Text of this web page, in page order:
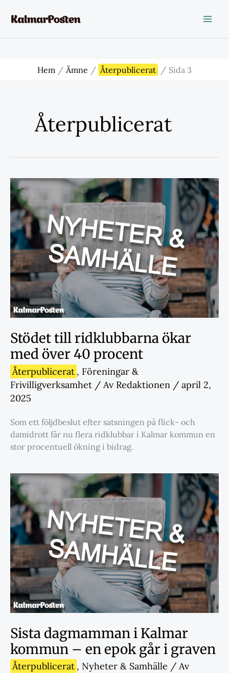
Hem Ämne Återpublicerat Sida 3
Återpublicerat
Stödet till ridklubbarna ökar
med över 40 procent
Återpublicerat , Föreningar &
Frivilligverksamhet / Av Redaktionen / april 2,
2025
Som ett följdbeslut efter satsningen på flick- och
damidrott får nu flera ridklubbar i Kalmar kommun en
stor procentuell ökning i bidrag.
Sista dagmamman i Kalmar
kommun – en epok går i graven
Återpublicerat , Nyheter & Samhälle / Av